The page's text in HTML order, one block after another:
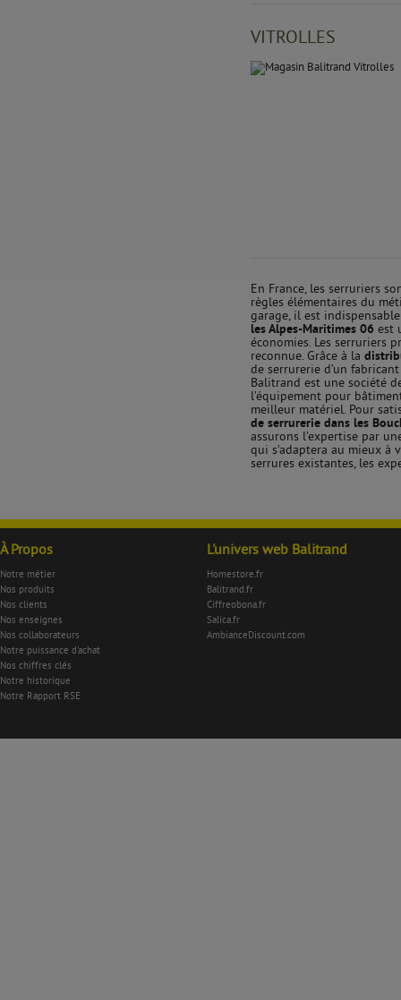
VITROLLES
En France, les serruriers
règles élémentaires du
garage, il est
les Alpes-Maritimes 06 est
économies. Les serruriers
reconnue. Grâce à la
de serrurerie d’un
Balitrand est une société
l’équipement pour
meilleur matériel. Pour
de serrurerie dans les
assurons l’expertise par
qui s’adaptera au mieux à
serrures existantes, les
À Propos
Notre métier
Nos produits
Nos clients
Nos enseignes
Nos collaborateurs
Notre puissance d'achat
Nos chiffres clés
Notre historique
Notre Rapport RSE
L'univers web Balitrand
Homestore.fr
Balitrand.fr
Ciffreobona.fr
Salica.fr
AmbianceDiscount.com